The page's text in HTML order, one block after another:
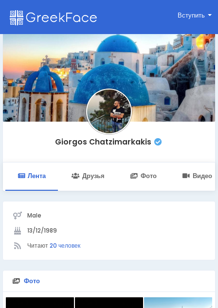
Вступить
Giorgos Chatzimarkakis
Лента Друзья Фото Видео
Male
13/12/1989
Читают20 человек
Фото